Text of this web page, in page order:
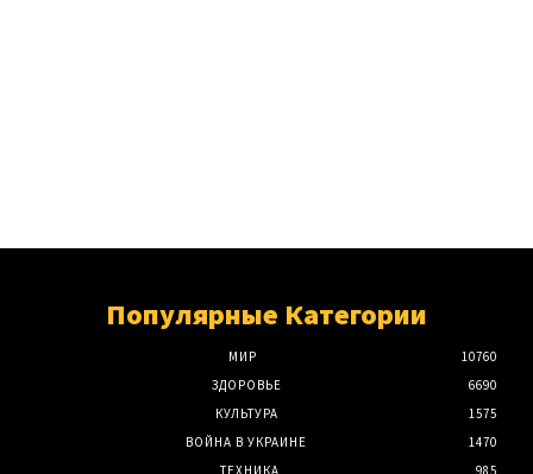
Популярные Категории
МИР
10760
ЗДОРОВЬЕ
6690
КУЛЬТУРА
1575
ВОЙНА В УКРАИНЕ
1470
ТЕХНИКА
985